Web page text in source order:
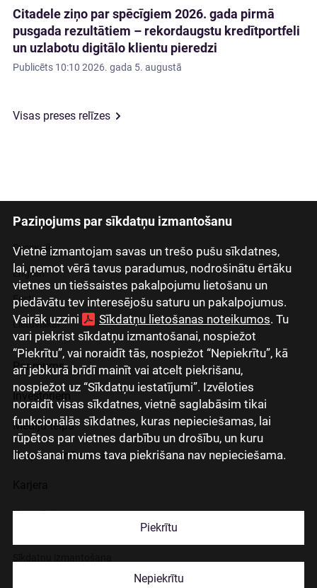
Paziņojums par sīkdatņu izmantošanu
Vietnē izmantojam savas un trešo pušu sīkdatnes,
lai, ņemot vērā tavus paradumus, nodrošinātu ērtāku
vietnes un tiešsaistes pakalpojumu lietošanu un
piedāvātu tev interesējošu saturu un pakalpojumus.
Vairāk uzzini
Sīkdatņu lietošanas noteikumos. Tu
vari piekrist sīkdatņu izmantošanai, nospiežot
“Piekrītu”, vai noraidīt tās, nospiežot “Nepiekrītu”, kā
arī jebkurā brīdī mainīt vai atcelt piekrišanu,
nospiežot uz “Sīkdatņu iestatījumi”. Izvēloties
noraidīt visas sīkdatnes, vietnē saglabāsim tikai
funkcionālās sīkdatnes, kuras nepieciešamas, lai
rūpētos par vietnes darbību un drošību, un kuru
lietošanai mums tava piekrišana nav nepieciešama.
Piekrītu
Nepiekrītu
Citadele ziņo par spēcīgiem 2026. gada pirmā
pusgada rezultātiem – rekordaugstu kredītportfeli
un uzlabotu digitālo klientu pieredzi
Publicēts 10:10 2026. gada 5. augustā
Visas preses relīzes
Latviski
Русский
English
Eesti
Lietuviškai
Par mums
Investoriem
Mediju telpa
Grupas uzņēmumi
Kontakti